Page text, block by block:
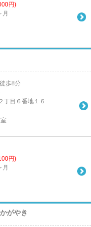
円)
月
歩8分
２丁目６番地１６
円)
月
がやき